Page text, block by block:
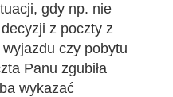
gdy np. nie
z poczty z
wyjazdu czy pobytu
Panu zgubiła
wykazać